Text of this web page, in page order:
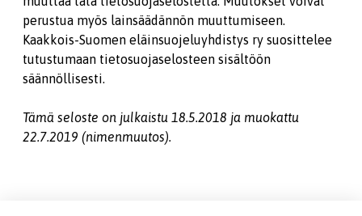
perustua myös lainsäädännön muuttumiseen.
Kaakkois-Suomen eläinsuojeluyhdistys ry suosittelee
tutustumaan tietosuojaselosteen sisältöön
säännöllisesti.
Tämä seloste on julkaistu 18.5.2018 ja muokattu
22.7.2019 (nimenmuutos).